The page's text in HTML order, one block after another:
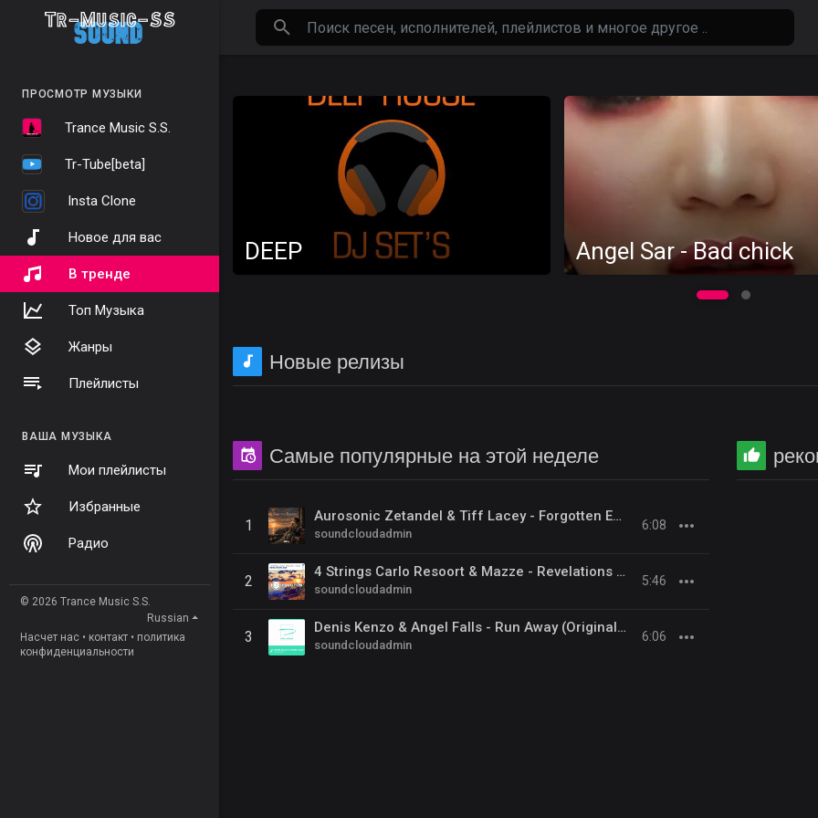
ПРОСМОТР МУЗЫКИ
Trance Music S.S.
Tr-Tube[beta]
Insta Clone
Новое для вас
В тренде
Топ Музыка
Жанры
Плейлисты
ВАША МУЗЫКА
Мои плейлисты
Избранные
Радио
© 2026 Trance Music S.S.
Russian
Насчет нас • контакт • политика
конфиденциальности
DEEP Angel Sar - Bad chick
Новые релизы
Самые популярные на этой неделе
1
Aurosonic Zetandel & Tiff Lacey - Forgotten Empress (Extended)
soundcloudadmin
6:08
2
4 Strings Carlo Resoort & Mazze - Revelations 2026 [CRR] Extended
soundcloudadmin
5:46
3
Denis Kenzo & Angel Falls - Run Away (Original Mix)
soundcloudadmin
6:06